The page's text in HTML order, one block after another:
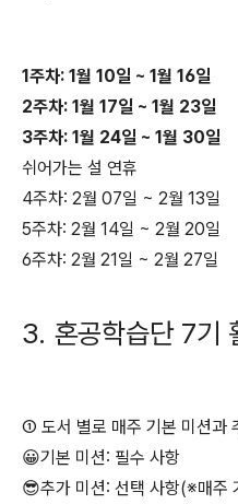
1주차: 1월 10일 ~ 1월 16일
2주차: 1월 17일 ~ 1월 23일
3주차: 1월 24일 ~ 1월 30일
쉬어가는 설 연휴
4주차: 2월 07일 ~ 2월 13일
5주차: 2월 14일 ~ 2월 20일
6주차: 2월 21일 ~ 2월 27일
3. 혼공학습단 7
① 도서 별로 매주 기본 미션과
😀기본 미션: 필수 사항
😎추가 미션: 선택 사항(※매주